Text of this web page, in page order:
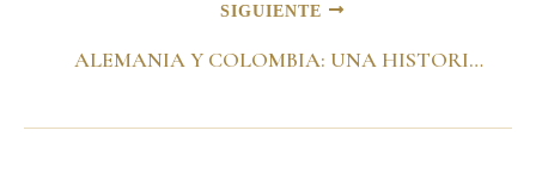
SIGUIENTE
ALEMANIA Y COLOMBIA: UNA HISTORIA DE AMISTAD Por: ANDRÉS PASTRANA ARANGO Presidente de la República de Colombia